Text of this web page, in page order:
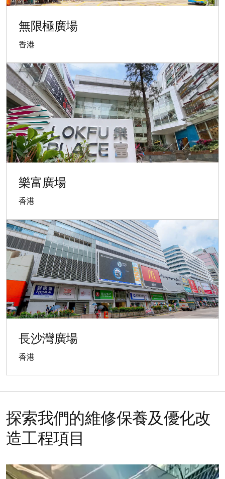
無限極廣場
香港
樂富廣場
香港
長沙灣廣場
香港
探索我們的維修保養及優化改
造工程項目